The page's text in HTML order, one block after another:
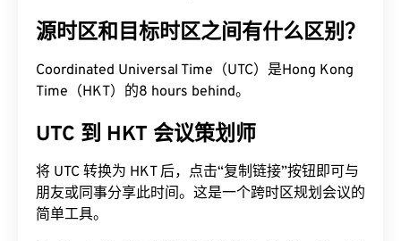
源时区和目标时区之间有什么区别？
Coordinated Universal Time（UTC）是Hong Kong
Time（HKT）的8 hours behind。
UTC 到 HKT 会议策划师
将 UTC 转换为 HKT 后，点击“复制链接”按钮即可与
朋友或同事分享此时间。这是一个跨时区规划会议的
简单工具。